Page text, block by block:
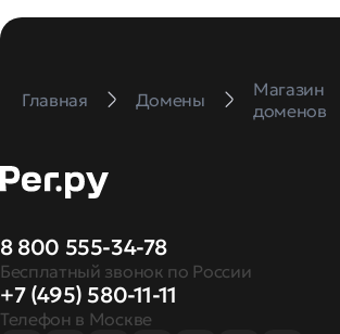
Главная Домены
Магазин
доменов
8 800 555-34-78
Бесплатный звонок по России
+7 (495) 580-11-11
Телефон в Москве